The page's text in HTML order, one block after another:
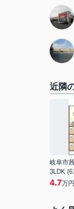
近隣
岐阜市
3LDK
4.7万円